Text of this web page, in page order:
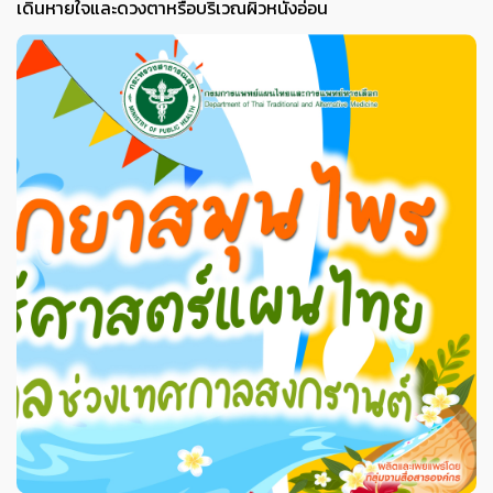
เดินหายใจและดวงตาหรือบริเวณผิวหนังอ่อน